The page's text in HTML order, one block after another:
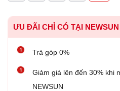
ƯU ĐÃI CHỈ CÓ TẠI NEWSUN
Trả góp 0%
Giảm giá lên đến 30% khi
NEWSUN